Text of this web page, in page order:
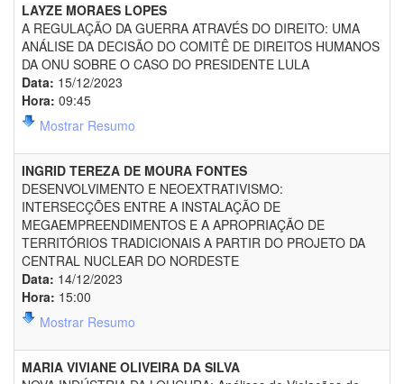
LAYZE MORAES LOPES
A REGULAÇÃO DA GUERRA ATRAVÉS DO DIREITO: UMA
ANÁLISE DA DECISÃO DO COMITÊ DE DIREITOS HUMANOS
DA ONU SOBRE O CASO DO PRESIDENTE LULA
Data: 15/12/2023
Hora: 09:45
Mostrar Resumo
INGRID TEREZA DE MOURA FONTES
DESENVOLVIMENTO E NEOEXTRATIVISMO:
INTERSECÇÕES ENTRE A INSTALAÇÃO DE
MEGAEMPREENDIMENTOS E A APROPRIAÇÃO DE
TERRITÓRIOS TRADICIONAIS A PARTIR DO PROJETO DA
CENTRAL NUCLEAR DO NORDESTE
Data: 14/12/2023
Hora: 15:00
Mostrar Resumo
MARIA VIVIANE OLIVEIRA DA SILVA